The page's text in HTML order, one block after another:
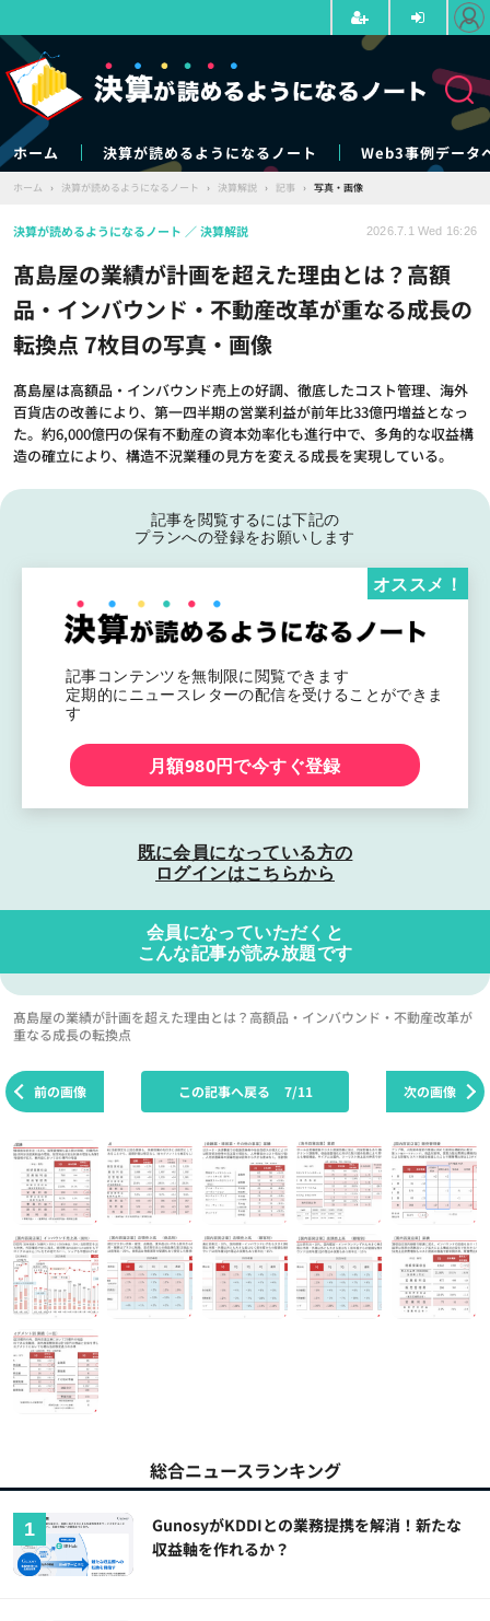
ホーム 決算が読めるようになるノート Web3事例データ
ホーム › 決算が読めるようになるノート › 決算解説 › 記事 › 写真・画像
髙島屋の業績が計画を超えた理由とは？高額
品・インバウンド・不動産改革が重なる成長の
転換点 7枚目の写真・画像
髙島屋は高額品・インバウンド売上の好調、徹底したコスト管理、海外
百貨店の改善により、第一四半期の営業利益が前年比33億円増益となっ
た。約6,000億円の保有不動産の資本効率化も進行中で、多角的な収益構
造の確立により、構造不況業種の見方を変える成長を実現している。
決算が読めるようになるノート 決算解説 2026.7.1 Wed 16:26
記事を閲覧するには下記の
プランへの登録をお願いします
記事コンテンツを無制限に閲覧できます
定期的にニュースレターの配信を受けることができま
す
オススメ！
月額980円で今すぐ登録
既に会員になっている方の
ログインはこちらから
会員になっていただくと
こんな記事が読み放題です
髙島屋の業績が計画を超えた理由とは？高額品・インバウンド・不動産改革が
重なる成長の転換点
前の画像 次の画像
この記事へ戻る 7/11
総合ニュースランキング
GunosyがKDDIとの業務提携を解消！新たな
収益軸を作れるか？